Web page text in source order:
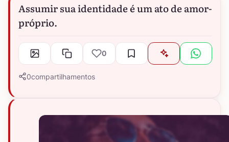
Assumir sua identidade é um ato de amor-
próprio.
0
0compartilhamentos